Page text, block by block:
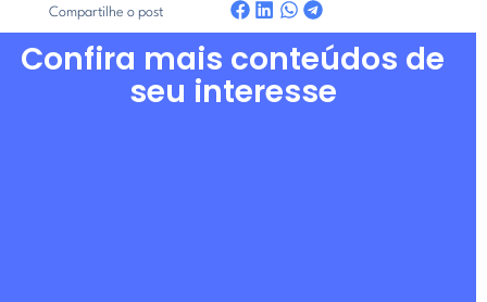
Compartilhe o post
Confira mais conteúdos de
seu interesse